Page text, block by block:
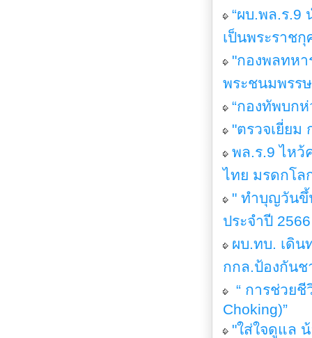
“ผบ.พล.ร.9
เป็นพระราช
"กองพลทหา
พระชนมพรร
“กองทัพบกห่
"ตรวจเยี่ยม
พล.ร.9 ไหว้
ไทย มรดกโล
" ทำบุญวันขึ้
ประจำปี
ผบ.ทบ. เดิน
กกล.ป้องกัน
“ การช่วย
Choking)”
"ใส่ใจดูแล